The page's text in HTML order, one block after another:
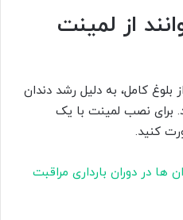
از لمینت
کامل، به دلیل رشد دندان
برای نصب لمینت با یک
کنید.
ها در دوران بارداری مراقبت